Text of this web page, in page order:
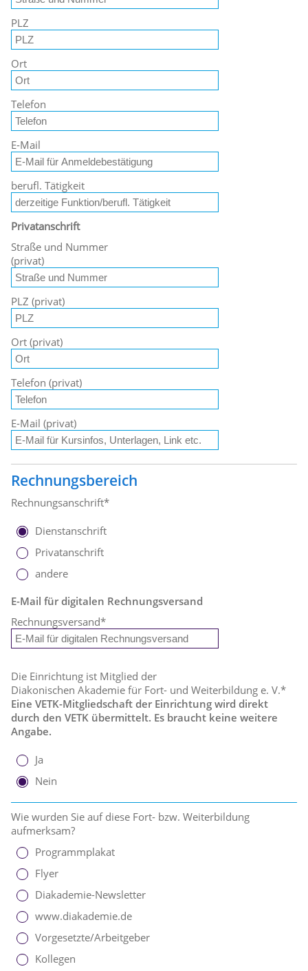
PLZ
Ort
Telefon
E-Mail
berufl. Tätigkeit
Privatanschrift
Straße und Nummer
(privat)
PLZ (privat)
Ort (privat)
Telefon (privat)
E-Mail (privat)
Rechnungsbereich
Rechnungsanschrift*
Dienstanschrift
Privatanschrift
andere
E-Mail für digitalen Rechnungsversand
Rechnungsversand*
Die Einrichtung ist Mitglied der
Diakonischen Akademie für Fort- und Weiterbildung e. V.*
Eine VETK-Mitgliedschaft der Einrichtung wird direkt
durch den VETK übermittelt. Es braucht keine weitere
Angabe.
Ja
Nein
Wie wurden Sie auf diese Fort- bzw. Weiterbildung
aufmerksam?
Programmplakat
Flyer
Diakademie-Newsletter
www.diakademie.de
Vorgesetzte/Arbeitgeber
Kollegen